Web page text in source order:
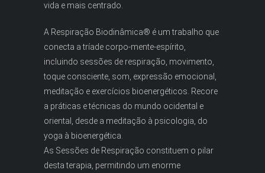
vida e mais centrado.
A Respiração Biodinâmica® é um trabalho que
conecta a tríade corpo-mente-espírito,
incluindo sessões de respiração, movimento,
toque consciente, som, expressão emocional,
meditação e exercícios bioenergéticos. Recore
a práticas e técnicas do mundo ocidental e
oriental, desde a meditação à psicologia, do
yoga à bioenergética.
As Sessões de Respiração constituem o pilar
desta terapia, permitindo um enorme